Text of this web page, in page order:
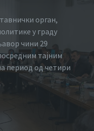
орган,
у граду
чини 29
тајним
период од четири